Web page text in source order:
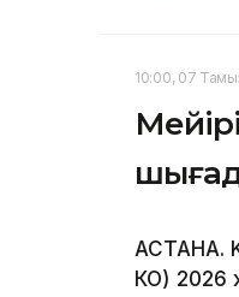
10:00, 07
АСТАНА.
КО) 2026